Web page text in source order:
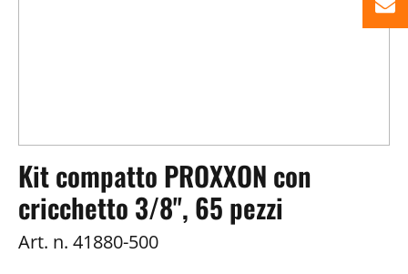
Kit compatto PROXXON con
cricchetto 3/8'', 65 pezzi
Art. n. 41880-500